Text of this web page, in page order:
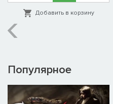
Добавить в корзину
Популярное